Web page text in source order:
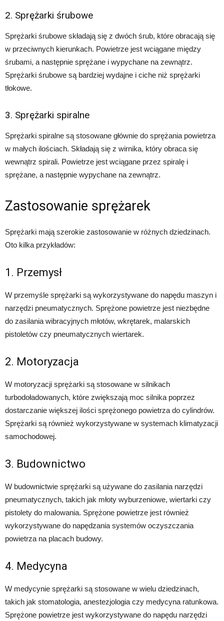
2. Sprężarki śrubowe
Sprężarki śrubowe składają się z dwóch śrub, które obracają się
w przeciwnych kierunkach. Powietrze jest wciągane między
śrubami, a następnie sprężane i wypychane na zewnątrz.
Sprężarki śrubowe są bardziej wydajne i ciche niż sprężarki
tłokowe.
3. Sprężarki spiralne
Sprężarki spiralne są stosowane głównie do sprężania powietrza
w małych ilościach. Składają się z wirnika, który obraca się
wewnątrz spirali. Powietrze jest wciągane przez spiralę i
sprężane, a następnie wypychane na zewnątrz.
Zastosowanie sprężarek
Sprężarki mają szerokie zastosowanie w różnych dziedzinach.
Oto kilka przykładów:
1. Przemysł
W przemyśle sprężarki są wykorzystywane do napędu maszyn i
narzędzi pneumatycznych. Sprężone powietrze jest niezbędne
do zasilania wibracyjnych młotów, wkrętarek, malarskich
pistoletów czy pneumatycznych wiertarek.
2. Motoryzacja
W motoryzacji sprężarki są stosowane w silnikach
turbodoładowanych, które zwiększają moc silnika poprzez
dostarczanie większej ilości sprężonego powietrza do cylindrów.
Sprężarki są również wykorzystywane w systemach klimatyzacji
samochodowej.
3. Budownictwo
W budownictwie sprężarki są używane do zasilania narzędzi
pneumatycznych, takich jak młoty wyburzeniowe, wiertarki czy
pistolety do malowania. Sprężone powietrze jest również
wykorzystywane do napędzania systemów oczyszczania
powietrza na placach budowy.
4. Medycyna
W medycynie sprężarki są stosowane w wielu dziedzinach,
takich jak stomatologia, anestezjologia czy medycyna ratunkowa.
Sprężone powietrze jest wykorzystywane do napędu narzędzi